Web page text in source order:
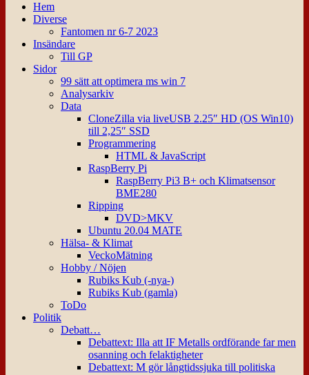
Hem
Diverse
Fantomen nr 6-7 2023
Insändare
Till GP
Sidor
99 sätt att optimera ms win 7
Analysarkiv
Data
CloneZilla via liveUSB 2.25″ HD (OS Win10)
till 2,25″ SSD
Programmering
HTML & JavaScript
RaspBerry Pi
RaspBerry Pi3 B+ och Klimatsensor
BME280
Ripping
DVD>MKV
Ubuntu 20.04 MATE
Hälsa- & Klimat
VeckoMätning
Hobby / Nöjen
Rubiks Kub (-nya-)
Rubiks Kub (gamla)
ToDo
Politik
Debatt…
Debattext: Illa att IF Metalls ordförande far men
osanning och felaktigheter
Debattext: M gör långtidssjuka till politiska